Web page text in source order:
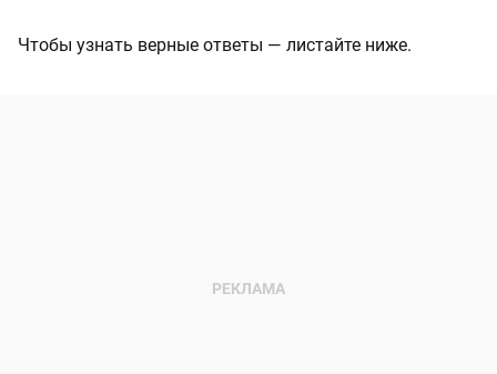
Чтобы узнать верные ответы — листайте ниже.